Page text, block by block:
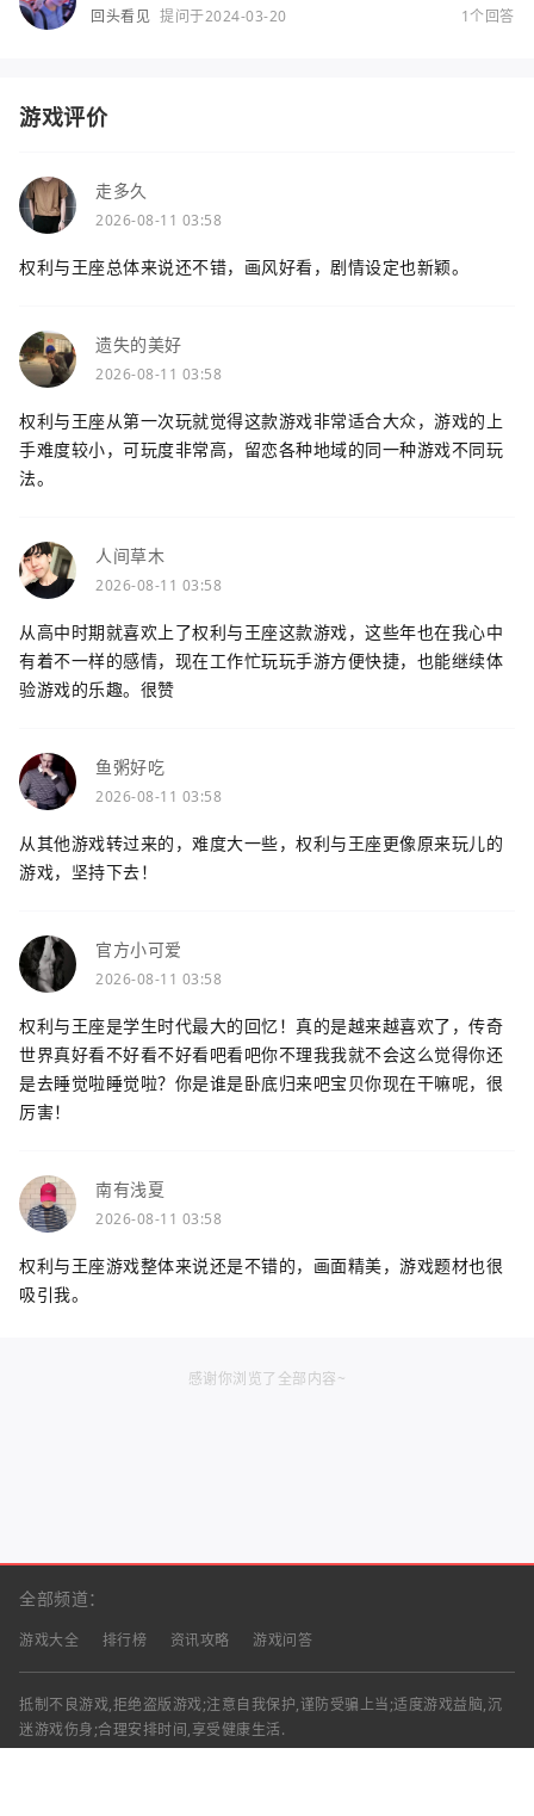
回头看见 提问于2024-03-20 1个回答
游戏评价
走多久
2026-08-11 03:58
权利与王座总体来说还不错，画风好看，剧情设定也新颖。
遗失的美好
2026-08-11 03:58
权利与王座从第一次玩就觉得这款游戏非常适合大众，游戏的上
手难度较小，可玩度非常高，留恋各种地域的同一种游戏不同玩
法。
人间草木
2026-08-11 03:58
从高中时期就喜欢上了权利与王座这款游戏，这些年也在我心中
有着不一样的感情，现在工作忙玩玩手游方便快捷，也能继续体
验游戏的乐趣。很赞
鱼粥好吃
2026-08-11 03:58
从其他游戏转过来的，难度大一些，权利与王座更像原来玩儿的
游戏，坚持下去！
官方小可爱
2026-08-11 03:58
权利与王座是学生时代最大的回忆！真的是越来越喜欢了，传奇
世界真好看不好看不好看吧看吧你不理我我就不会这么觉得你还
是去睡觉啦睡觉啦？你是谁是卧底归来吧宝贝你现在干嘛呢，很
厉害！
南有浅夏
2026-08-11 03:58
权利与王座游戏整体来说还是不错的，画面精美，游戏题材也很
吸引我。
感谢你浏览了全部内容~
全部频道：
游戏大全 排行榜 资讯攻略 游戏问答
抵制不良游戏,拒绝盗版游戏;注意自我保护,谨防受骗上当;适度游戏益脑,沉
迷游戏伤身;合理安排时间,享受健康生活.